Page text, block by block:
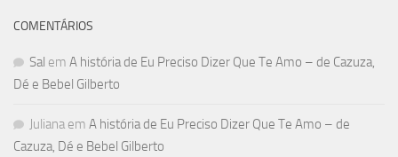
COMENTÁRIOS
Sal em A história de Eu Preciso Dizer Que Te Amo – de Cazuza,
Dé e Bebel Gilberto
Juliana em A história de Eu Preciso Dizer Que Te Amo – de
Cazuza, Dé e Bebel Gilberto